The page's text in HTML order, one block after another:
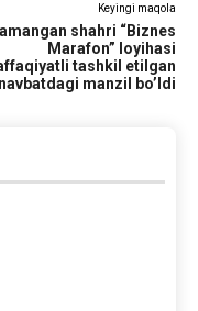
Keyingi maqola
shahri “Biznes
Marafon” loyihasi
tashkil etilgan
navbatdagi manzil bo’ldi